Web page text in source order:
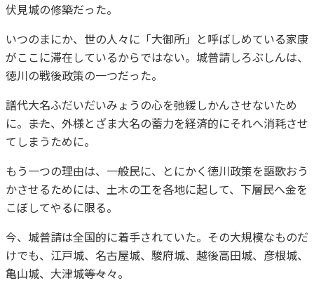
伏見城の修築だった。
いつのまにか、世の人々に「大御所」と呼ばしめている家康
がここに滞在しているからではない。城普請しろぶしんは、
徳川の戦後政策の一つだった。
譜代大名ふだいだいみょうの心を弛緩しかんさせないため
に。――また、外様とざま大名の蓄力を経済的にそれへ消耗させ
てしまうために。
もう一つの理由は、一般民に、とにかく徳川政策を謳歌おう
かさせるためには、土木の工を各地に起して、下層民へ金を
こぼしてやるに限る。
今、城普請は全国的に着手されていた。その大規模なものだ
けでも、江戸城、名古屋城、駿府城、越後高田城、彦根城、
亀山城、大津城――等々々。